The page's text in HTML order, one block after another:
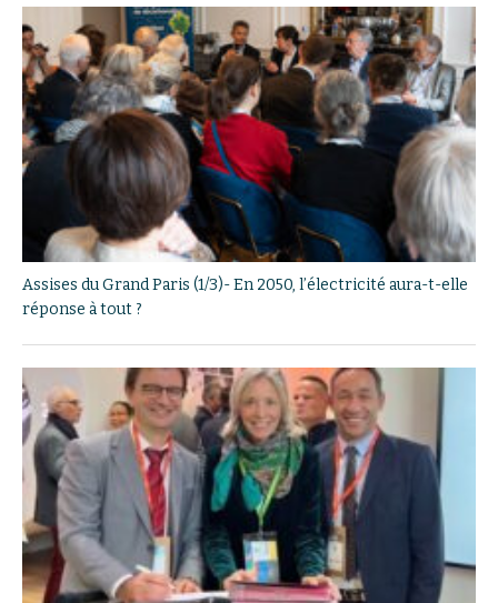
Assises du Grand Paris (1/3)- En 2050, l’électricité aura-t-elle
réponse à tout ?